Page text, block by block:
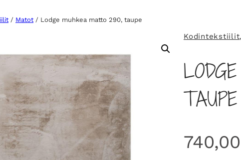
/ Matot / Lodge muhkea matto 290, taupe
Kodintekstiilit,
TAUPE
740,00